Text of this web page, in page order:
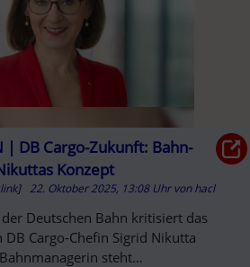
| DB Cargo-Zukunft: Bahn-
Konzept
22. Oktober 2025, 13:08 Uhr vonhacl
Deutschen Bahn kritisiert das
Cargo-Chefin Sigrid Nikutta
steht…